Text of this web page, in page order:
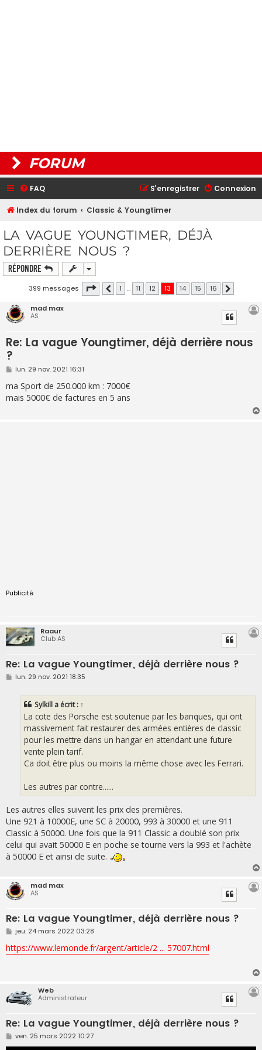
FORUM
FAQ Connexion
S’enregistrer
Index du forum Classic & Youngtimer
LA VAGUE YOUNGTIMER, DÉJÀ
DERRIÈRE NOUS ?
Répondre
399 messages Page 13 16
Précédente
1 … 11 12 13 14 15 16
mad max
AS
Re: La vague Youngtimer, déjà derrière nous
?
M
s
s
a
lun. 29 nov. 2021 16:31
ma Sport de 250.000 km : 7000€
mais 5000€ de factures en 5 ans
Publicité
Raaur
Club AS
Re: La vague Youngtimer, déjà derrière nous ?
M
lun. 29 nov. 2021 18:35
Sylkill a écrit : ↑
La cote des Porsche est soutenue par les banques, qui ont
massivement fait restaurer des armées entières de classic
pour les mettre dans un hangar en attendant une future
vente plein tarif.
Ca doit être plus ou moins la même chose avec les Ferrari.
Les autres par contre......
Les autres elles suivent les prix des premières.
Une 921 à 10000E, une SC à 20000, 993 à 30000 et une 911
Classic à 50000. Une fois que la 911 Classic a doublé son prix
celui qui avait 50000 E en poche se tourne vers la 993 et l'achète
à 50000 E et ainsi de suite.
mad max
AS
Re: La vague Youngtimer, déjà derrière nous ?
M
e
s
s
jeu. 24 mars 2022 03:28
https://www.lemonde.fr/argent/article/2 ... 57007.html
Web
Administrateur
Re: La vague Youngtimer, déjà derrière nous ?
M
ven. 25 mars 2022 10:27